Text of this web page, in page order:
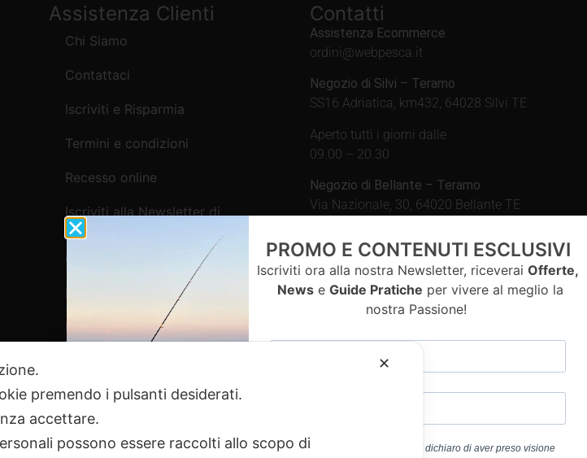
Assistenza Clienti
Chi Siamo
Contattaci
Iscriviti e Risparmia
Termini e condizioni
Recesso online
Iscriviti alla Newsletter di
Webpesca
Cookie Policy e Consensi
Informativa e-commerce
Informativa newsletter e contatti
Contatti
Assistenza Ecommerce
ordini@webpesca.it
Negozio di Silvi – Teramo
SS16 Adriatica, km432, 64028 Silvi TE
Aperto tutti i giorni dalle
09.00 – 20.30
Negozio di Bellante – Teramo
Via Nazionale, 30, 64020 Bellante TE
09.00 – 13.00 / 15.30 – 19.30
Sicuri
✕
premendo i pulsanti desiderati.
accettare.
possono essere raccolti allo scopo di
PROMO E CONTENUTI ESCLUSIVI
Iscriviti ora alla nostra Newsletter, riceverai Offerte,
Newse Guide Pratiche per vivere al meglio la
nostra Passione!
Cliccando sul pulsante “ISCRIVITI” dichiaro di aver preso visione